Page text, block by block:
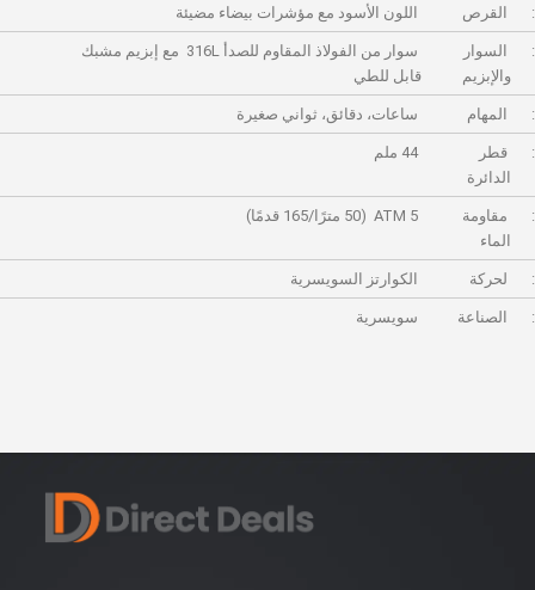
القرص اللون الأسود مع مؤشرات بيضاء مضيئة
السوار
والإبزيم
سوار من الفولاذ المقاوم للصدأ 316L مع إبزيم مشبك
قابل للطي
المهام ساعات، دقائق، ثواني صغيرة
قطر
الدائرة
44 ملم
مقاومة
الماء
لحركة الكوارتز السويسرية
الصناعة سويسرية